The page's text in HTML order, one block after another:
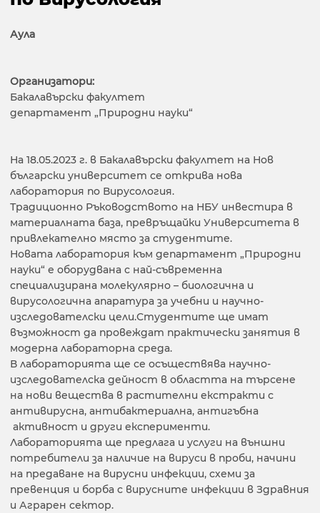
Аула
Организатори:
Бакалавърски факултет
департамент „Природни науки“
На 18.05.2023 г. в Бакалавърски факултет на Нов
български университет се открива нова
лаборатория по Вирусология.
Традиционно Ръководството на НБУ инвестира в
материалната база, превръщайки Университета в
привлекателно място за студентите.
Новата лаборатория към департамент „Природни
науки“ е оборудвана с най-съвременна
специализирана молекулярно – биологична и
вирусологична апаратура за учебни и научно-
изследователски цели.Студентите ще имат
възможност да провеждат практически занятия в
модерна лабораторна среда.
В лабораторията ще се осъществява научно-
изследователска дейност в областта на търсене
на нови вещества в растителни екстракти с
антивирусна, антибактериална, антигъбна
активност и други експерименти.
Лабораторията ще предлага и услуги на външни
потребители за наличие на вируси в проби, начини
на предаване на вирусни инфекции, схеми за
превенция и борба с вирусните инфекции в Здравния
и Аграрен сектор.